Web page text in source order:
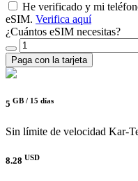
He verificado y mi
eSIM. Verifica aquí
¿Cuántos eSIM necesitas?
Paga con la tarjeta
5 GB / 15 días
Sin límite de velocidad Kar-
8.28 USD